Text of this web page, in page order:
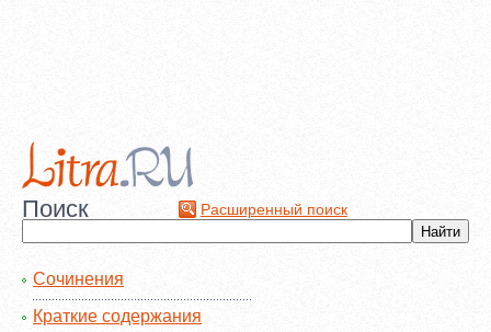
Поиск Расширенный поиск
Сочинения
Краткие содержания